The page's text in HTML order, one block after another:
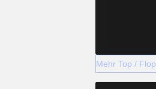
Mehr Top / Flop